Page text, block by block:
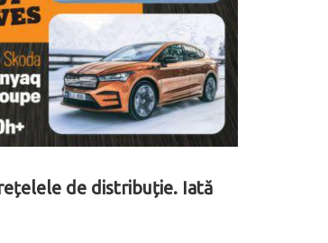
de distribuție. Iată